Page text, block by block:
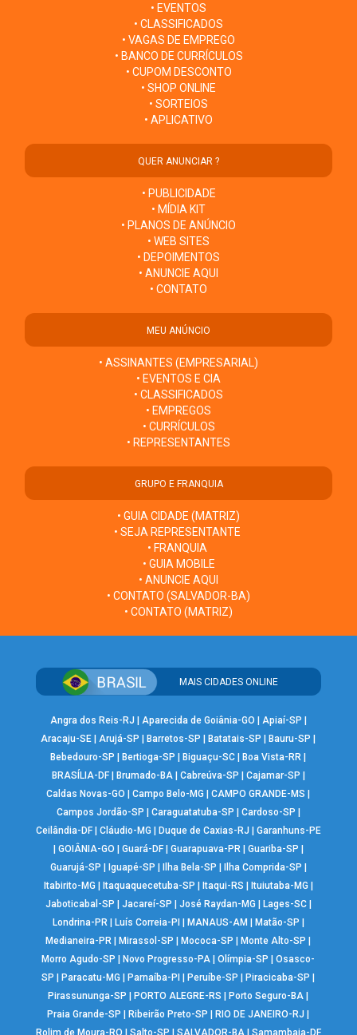
• EVENTOS
• CLASSIFICADOS
• VAGAS DE EMPREGO
• BANCO DE CURRÍCULOS
• CUPOM DESCONTO
• SHOP ONLINE
• SORTEIOS
• APLICATIVO
QUER ANUNCIAR ?
• PUBLICIDADE
• MÍDIA KIT
• PLANOS DE ANÚNCIO
• WEB SITES
• DEPOIMENTOS
• ANUNCIE AQUI
• CONTATO
MEU ANÚNCIO
• ASSINANTES (EMPRESARIAL)
• EVENTOS E CIA
• CLASSIFICADOS
• EMPREGOS
• CURRÍCULOS
• REPRESENTANTES
GRUPO E FRANQUIA
• GUIA CIDADE (MATRIZ)
• SEJA REPRESENTANTE
• FRANQUIA
• GUIA MOBILE
• ANUNCIE AQUI
• CONTATO (SALVADOR-BA)
• CONTATO (MATRIZ)
MAIS CIDADES ONLINE
Angra dos Reis-RJ Aparecida de Goiânia-GO Apiaí-SP
Aracaju-SE |Arujá-SP Barretos-SP Batatais-SP Bauru-SP
Bebedouro-SP
Bertioga-SP Biguaçu-SC Boa Vista-RR
BRASÍLIA-DF| Brumado-BA| Cabreúva-SP Cajamar-SP
Caldas Novas-GO
|Campo Belo-MG |CAMPO GRANDE-MS
Campos Jordão-SP
Caraguatatuba-SP Cardoso-SP
Ceilândia-DF| Cláudio-MG Duque de Caxias-RJ
Garanhuns-PE
GOIÂNIA-GO Guará-DF| Guarapuava-PR| Guariba-SP
Guarujá-SP
Iguapé-SP Ilha Bela-SP Ilha Comprida-SP
Itabirito-MG
Itaquaquecetuba-SP Itaqui-RS Ituiutaba-MG
Jaboticabal-SP
Jacareí-SP José Raydan-MG Lages-SC|
Londrina-PR| Luís Correia-PI MANAUS-AM Matão-SP
Medianeira-PR
Mirassol-SP Mococa-SP Monte Alto-SP
Morro Agudo-SP
Novo Progresso-PA |Olímpia-SP |Osasco-
SP
Paracatu-MG Parnaíba-PI Peruíbe-SP Piracicaba-SP
Pirassununga-SP
PORTO ALEGRE-RS Porto Seguro-BA
Praia Grande-SP
Ribeirão Preto-SP RIO DE JANEIRO-RJ
Rolim de Moura-RO
Salto-SP SALVADOR-BA| Samambaia-DF